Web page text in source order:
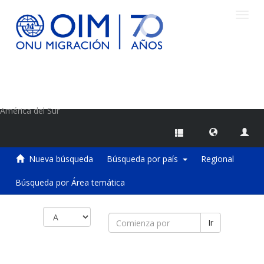
América del Sur
Nueva búsqueda Búsqueda por país Regional
Búsqueda por Área temática
Ir